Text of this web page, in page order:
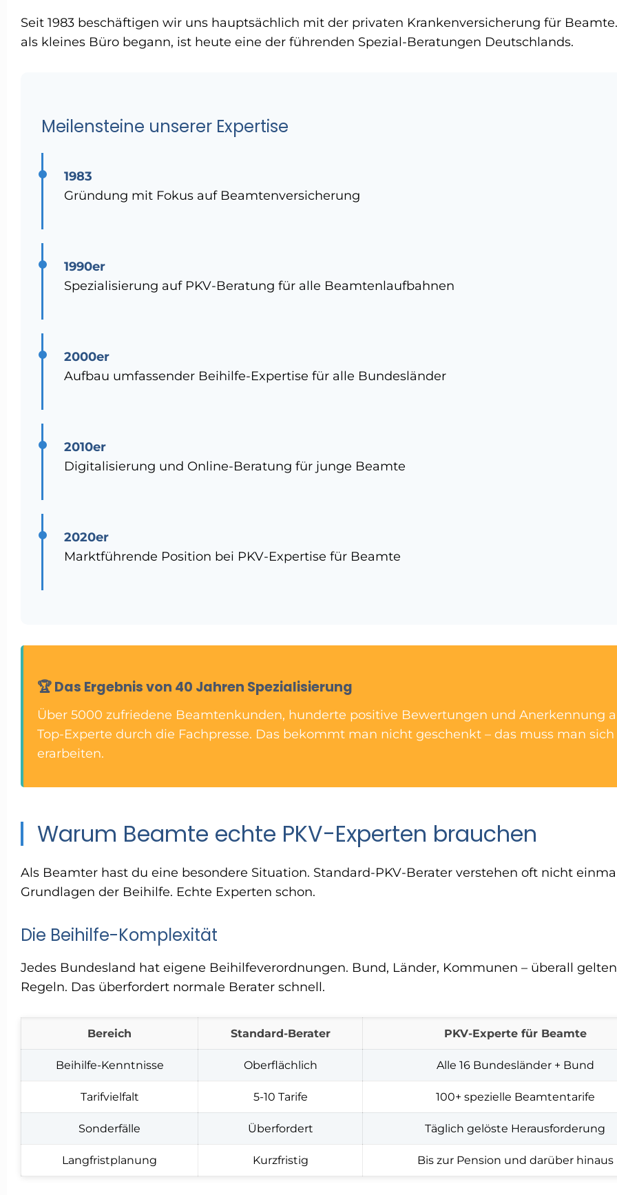
Seit 1983 beschäftigen wir uns hauptsächlich mit der privaten Krankenversicherung für
als kleines Büro begann, ist heute eine der führenden Spezial-Beratungen Deutschlands.
Meilensteine unserer Expertise
1983
Gründung mit Fokus auf Beamtenversicherung
1990er
Spezialisierung auf PKV-Beratung für alle Beamtenlaufbahnen
2000er
Aufbau umfassender Beihilfe-Expertise für alle Bundesländer
2010er
Digitalisierung und Online-Beratung für junge Beamte
2020er
Marktführende Position bei PKV-Expertise für Beamte
🏆 Das Ergebnis von 40 Jahren Spezialisierung
Über 5000 zufriedene Beamtenkunden, hunderte positive Bewertungen und Anerkennung
Top-Experte durch die Fachpresse. Das bekommt man nicht geschenkt – das muss man sich
erarbeiten.
Warum Beamte echte PKV-Experten brauchen
Als Beamter hast du eine besondere Situation. Standard-PKV-Berater verstehen oft nicht
Grundlagen der Beihilfe. Echte Experten schon.
Die Beihilfe-Komplexität
Jedes Bundesland hat eigene Beihilfeverordnungen. Bund, Länder, Kommunen – überall
Regeln. Das überfordert normale Berater schnell.
Bereich Standard-Berater PKV-Experte für Beamte
Beihilfe-Kenntnisse Oberflächlich Alle 16 Bundesländer + Bund
Tarifvielfalt 5-10 Tarife 100+ spezielle Beamtentarife
Sonderfälle Überfordert Täglich gelöste Herausforderung
Langfristplanung Kurzfristig Bis zur Pension und darüber hinaus